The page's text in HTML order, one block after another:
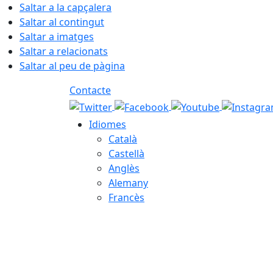
Saltar a la capçalera
Saltar al contingut
Saltar a imatges
Saltar a relacionats
Saltar al peu de pàgina
Contacte
Idiomes
Català
Castellà
Anglès
Alemany
Francès